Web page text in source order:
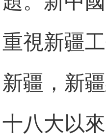
重視新疆
新疆，新
十八大以